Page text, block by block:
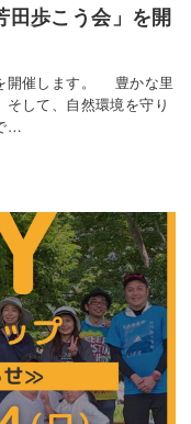
田歩こう会」を開
開催します。 豊かな里
して、自然環境を守り
…